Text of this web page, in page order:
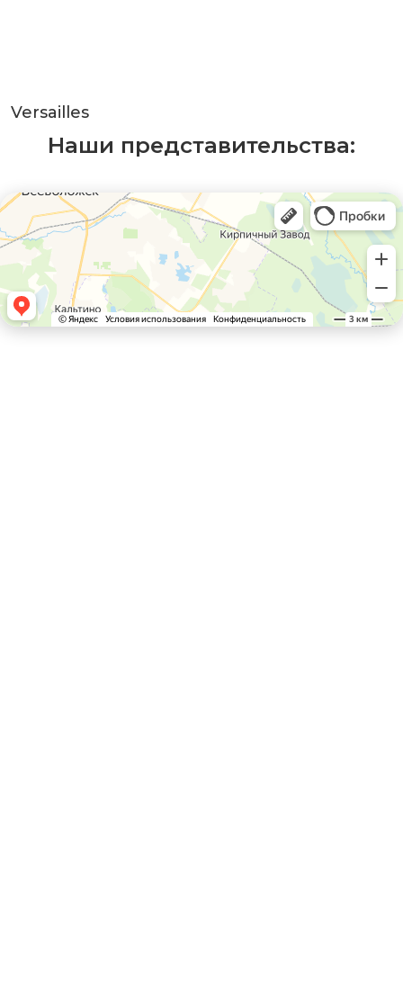
Versailles
Наши представительства: